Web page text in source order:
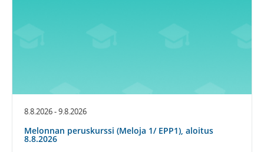
8.8.2026 - 9.8.2026
Melonnan peruskurssi (Meloja 1/ EPP1), aloitus
8.8.2026